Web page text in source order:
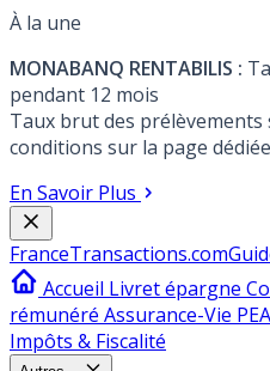
À la une
MONABANQ RENTABILIS :
pendant 12 mois
Taux brut des prélèvements
conditions sur la page
En Savoir Plus
FranceTransactions.com
Accueil Livret épargne
rémunéré Assurance-Vie
Impôts & Fiscalité